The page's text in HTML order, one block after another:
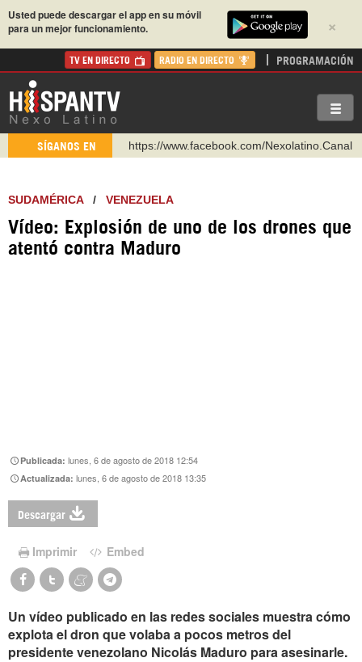
×
Usted puede descargar el app en su móvil
para un mejor funcionamiento.
TV EN DIRECTO RADIO EN DIRECTO PROGRAMACIÓN
SÍGANOS EN https://www.facebook.com/Nexolatino.Canal
https://www.youtube.com/@nexo_latino
https://t.me/hispantvcanal
https://urmedium.com/c/hispantv
WhatsApp y Viber: +98 921 79 29 404
SUDAMÉRICA/ VENEZUELA
Vídeo: Explosión de uno de los drones que
atentó contra Maduro
Publicada:lunes, 6 de agosto de 2018 12:54
Actualizada:lunes, 6 de agosto de 2018 13:35
Descargar
Imprimir Embed
Un vídeo publicado en las redes sociales muestra cómo
explota el dron que volaba a pocos metros del
presidente venezolano Nicolás Maduro para asesinarle.